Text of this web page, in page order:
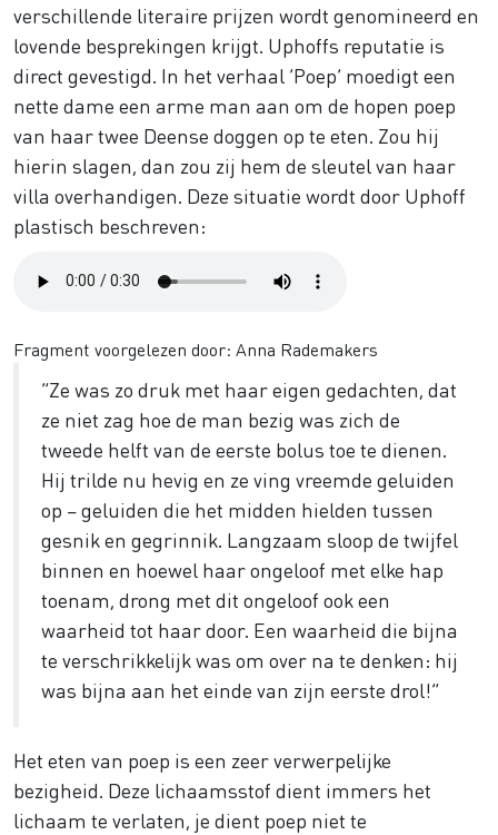
verschillende literaire prijzen wordt genomineerd en
lovende besprekingen krijgt. Uphoffs reputatie is
direct gevestigd. In het verhaal ‘Poep’ moedigt een
nette dame een arme man aan om de hopen poep
van haar twee Deense doggen op te eten. Zou hij
hierin slagen, dan zou zij hem de sleutel van haar
villa overhandigen. Deze situatie wordt door Uphoff
plastisch beschreven:
file
Fragment voorgelezen door: Anna Rademakers
“Ze was zo druk met haar eigen gedachten, dat
ze niet zag hoe de man bezig was zich de
tweede helft van de eerste bolus toe te dienen.
Hij trilde nu hevig en ze ving vreemde geluiden
op – geluiden die het midden hielden tussen
gesnik en gegrinnik. Langzaam sloop de twijfel
binnen en hoewel haar ongeloof met elke hap
toenam, drong met dit ongeloof ook een
waarheid tot haar door. Een waarheid die bijna
te verschrikkelijk was om over na te denken: hij
was bijna aan het einde van zijn eerste drol!”
Het eten van poep is een zeer verwerpelijke
bezigheid. Deze lichaamsstof dient immers het
lichaam te verlaten, je dient poep niet te